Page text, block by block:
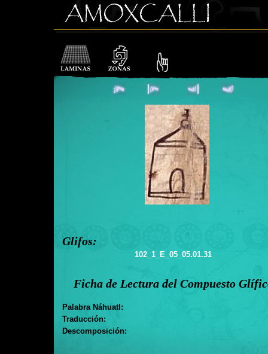
Glifos:
102_1_E_05_05.01.31
Ficha de Lectura del Compuesto
Palabra Náhuatl:
Traducción:
Descomposición: